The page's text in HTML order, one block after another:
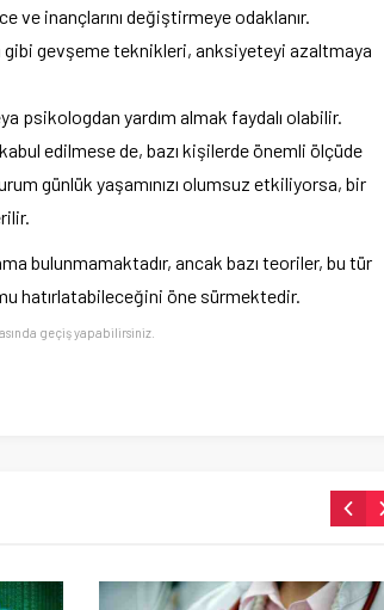
ve inançlarını değiştirmeye odaklanır.
gevşeme teknikleri, anksiyeteyi azaltmaya
psikologdan yardım almak faydalı olabilir.
edilmese de, bazı kişilerde önemli ölçüde
günlük yaşamınızı olumsuz etkiliyorsa, bir
bulunmamaktadır, ancak bazı teoriler, bu tür
hatırlatabileceğini öne sürmektedir.
geçiş yapabilirsiniz.